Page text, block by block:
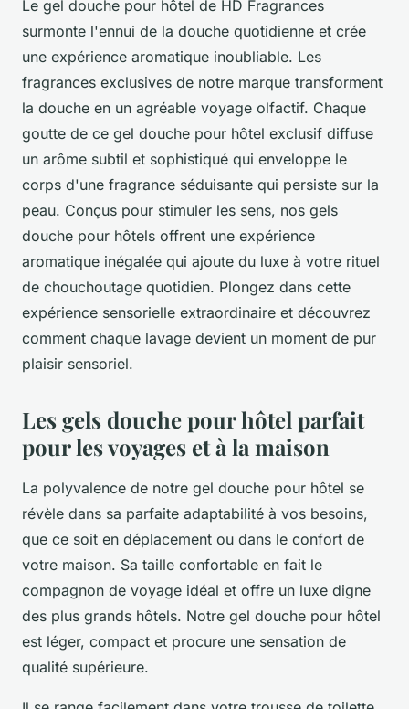
Le gel douche pour hôtel de HD Fragrances
surmonte l'ennui de la douche quotidienne et crée
une expérience aromatique inoubliable. Les
fragrances exclusives de notre marque transforment
la douche en un agréable voyage olfactif. Chaque
goutte de ce gel douche pour hôtel exclusif diffuse
un arôme subtil et sophistiqué qui enveloppe le
corps d'une fragrance séduisante qui persiste sur la
peau. Conçus pour stimuler les sens, nos gels
douche pour hôtels offrent une expérience
aromatique inégalée qui ajoute du luxe à votre rituel
de chouchoutage quotidien. Plongez dans cette
expérience sensorielle extraordinaire et découvrez
comment chaque lavage devient un moment de pur
plaisir sensoriel.
Les gels douche pour hôtel parfait
pour les voyages et à la maison
La polyvalence de notre gel douche pour hôtel se
révèle dans sa parfaite adaptabilité à vos besoins,
que ce soit en déplacement ou dans le confort de
votre maison. Sa taille confortable en fait le
compagnon de voyage idéal et offre un luxe digne
des plus grands hôtels. Notre gel douche pour hôtel
est léger, compact et procure une sensation de
qualité supérieure.